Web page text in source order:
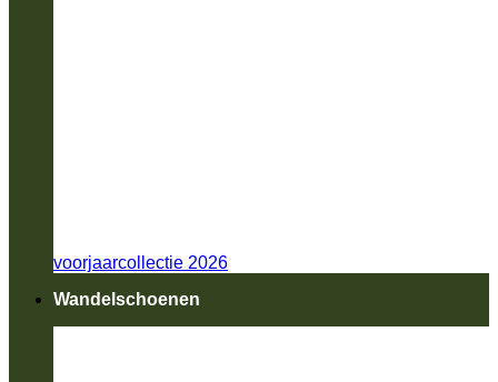
voorjaarcollectie 2026
Wandelschoenen